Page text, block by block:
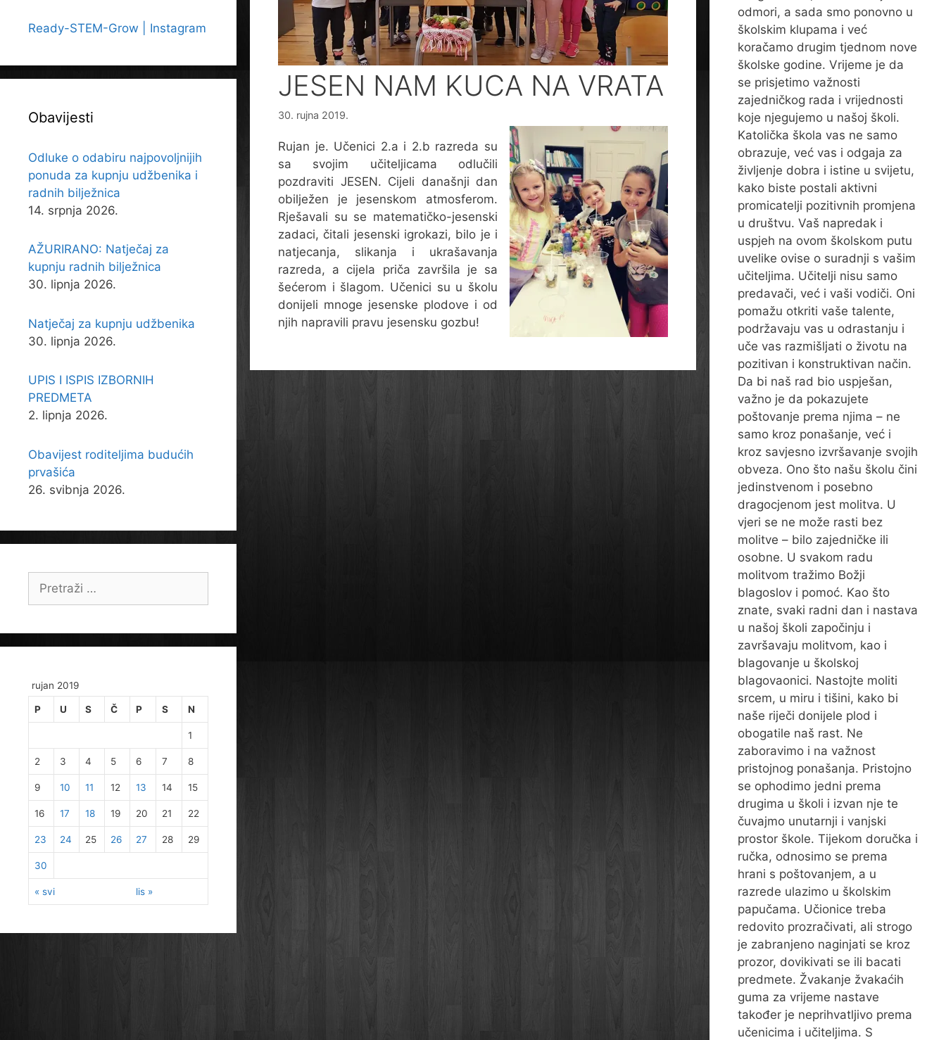
JESEN NAM KUCA NA VRATA
30. rujna 2019.
Rujan je. Učenici 2.a i 2.b razreda su
sa svojim učiteljicama odlučili
pozdraviti JESEN. Cijeli današnji dan
obilježen je jesenskom atmosferom.
Rješavali su se matematičko-jesenski
zadaci, čitali jesenski igrokazi, bilo je i
natjecanja, slikanja i ukrašavanja
razreda, a cijela priča završila je sa
šećerom i šlagom. Učenici su u školu
donijeli mnoge jesenske plodove i od
njih napravili pravu jesensku gozbu!
Ready-STEM-Grow | Instagram
Obavijesti
Odluke o odabiru najpovoljnijih
ponuda za kupnju udžbenika i
radnih bilježnica
14. srpnja 2026.
AŽURIRANO: Natječaj za
kupnju radnih bilježnica
30. lipnja 2026.
Natječaj za kupnju udžbenika
30. lipnja 2026.
UPIS I ISPIS IZBORNIH
PREDMETA
2. lipnja 2026.
Obavijest roditeljima budućih
prvašića
26. svibnja 2026.
rujan 2019
P U S Č P S N
« svi lis »
1
2 3 4 5 6 7 8
9 10 11 12 13 14 15
16 17 18 19 20 21 22
23 24 25 26 27 28 29
30
odmori, a sada smo ponovno u
školskim klupama i već
koračamo drugim tjednom nove
školske godine. Vrijeme je da
se prisjetimo važnosti
zajedničkog rada i vrijednosti
koje njegujemo u našoj školi.
Katolička škola vas ne samo
obrazuje, već vas i odgaja za
življenje dobra i istine u svijetu,
kako biste postali aktivni
promicatelji pozitivnih promjena
u društvu. Vaš napredak i
uspjeh na ovom školskom putu
uvelike ovise o suradnji s vašim
učiteljima. Učitelji nisu samo
predavači, već i vaši vodiči. Oni
pomažu otkriti vaše talente,
podržavaju vas u odrastanju i
uče vas razmišljati o životu na
pozitivan i konstruktivan način.
Da bi naš rad bio uspješan,
važno je da pokazujete
poštovanje prema njima – ne
samo kroz ponašanje, već i
kroz savjesno izvršavanje svojih
obveza. Ono što našu školu čini
jedinstvenom i posebno
dragocjenom jest molitva. U
vjeri se ne može rasti bez
molitve – bilo zajedničke ili
osobne. U svakom radu
molitvom tražimo Božji
blagoslov i pomoć. Kao što
znate, svaki radni dan i nastava
u našoj školi započinju i
završavaju molitvom, kao i
blagovanje u školskoj
blagovaonici. Nastojte moliti
srcem, u miru i tišini, kako bi
naše riječi donijele plod i
obogatile naš rast. Ne
zaboravimo i na važnost
pristojnog ponašanja. Pristojno
se ophodimo jedni prema
drugima u školi i izvan nje te
čuvajmo unutarnji i vanjski
prostor škole. Tijekom doručka i
ručka, odnosimo se prema
hrani s poštovanjem, a u
razrede ulazimo u školskim
papučama. Učionice treba
redovito prozračivati, ali strogo
je zabranjeno naginjati se kroz
prozor, dovikivati se ili bacati
predmete. Žvakanje žvakaćih
guma za vrijeme nastave
također je neprihvatljivo prema
učenicima i učiteljima. S